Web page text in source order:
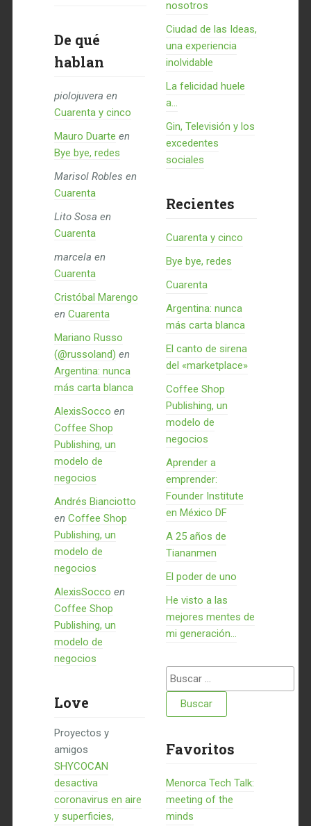
De qué
hablan
piolojuvera en
Cuarenta y cinco
Mauro Duarte en
Bye bye, redes
Marisol Robles en
Cuarenta
Lito Sosa en
Cuarenta
marcela en
Cuarenta
Cristóbal Marengo
en Cuarenta
Mariano Russo
(@russoland) en
Argentina: nunca
más carta blanca
AlexisSocco en
Coffee Shop
Publishing, un
modelo de
negocios
Andrés Bianciotto
en Coffee Shop
Publishing, un
modelo de
negocios
AlexisSocco en
Coffee Shop
Publishing, un
modelo de
negocios
Love
Proyectos y
amigos
SHYCOCAN
desactiva
coronavirus en aire
y superficies,
nosotros
Ciudad de las Ideas,
una experiencia
inolvidable
La felicidad huele
a...
Gin, Televisión y los
excedentes
sociales
Recientes
Cuarenta y cinco
Bye bye, redes
Cuarenta
Argentina: nunca
más carta blanca
El canto de sirena
del «marketplace»
Coffee Shop
Publishing, un
modelo de
negocios
Aprender a
emprender:
Founder Institute
en México DF
A 25 años de
Tiananmen
El poder de uno
He visto a las
mejores mentes de
mi generación…
Buscar:
Favoritos
Menorca Tech Talk:
meeting of the
minds